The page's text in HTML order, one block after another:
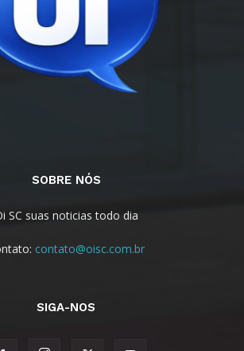
SOBRE NÓS
SC suas noticias todo dia
contato@oisc.com.br
SIGA-NOS